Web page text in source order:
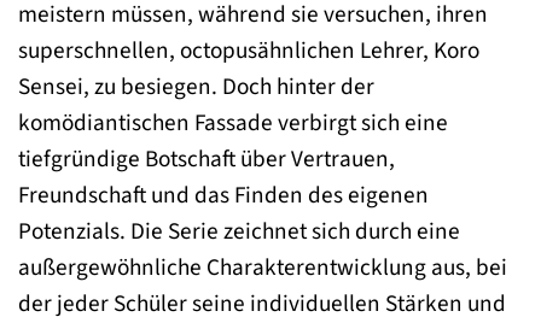
meistern müssen, während sie versuchen, ihren
superschnellen, octopusähnlichen Lehrer, Koro
Sensei, zu besiegen. Doch hinter der
komödiantischen Fassade verbirgt sich eine
tiefgründige Botschaft über Vertrauen,
Freundschaft und das Finden des eigenen
Potenzials. Die Serie zeichnet sich durch eine
außergewöhnliche Charakterentwicklung aus, bei
der jeder Schüler seine individuellen Stärken und